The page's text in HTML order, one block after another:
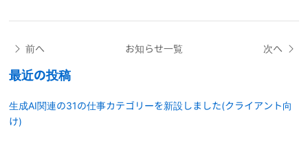
前へ お知らせ一覧 次へ
最近の投稿
生成AI関連の31の仕事カテゴリーを新設しました(クライアント向
け)